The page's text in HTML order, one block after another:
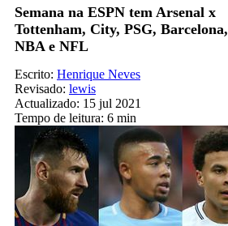
Semana na ESPN tem Arsenal x
Tottenham, City, PSG, Barcelona,
NBA e NFL
Escrito: Henrique Neves
Revisado: lewis
Actualizado: 15 jul 2021
Tempo de leitura: 6 min